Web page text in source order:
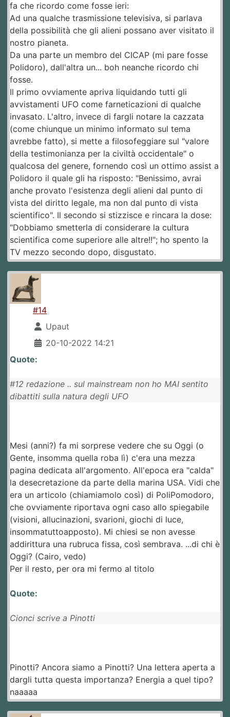
fa che ricordo come fosse ieri:
Ad una qualche trasmissione televisiva, si parlava
della possibilità che gli alieni possano aver visitato il
nostro pianeta.
Da una parte un membro del CICAP (mi pare fosse
Polidoro), dall'altra un... boh neanche ricordo chi
fosse.
Il primo ovviamente apriva liquidando tutti gli
avvistamenti UFO come farneticazioni di qualche
invasato. L'altro, invece di fargli notare la cazzata
(come chiunque un minimo informato sul tema
avrebbe fatto), si mette a filosofeggiare sul "valore
della testimonianza per la civiltà occidentale" o
qualcosa del genere, fornendo così un ottimo assist a
Polidoro il quale gli ha risposto: "Benissimo, avrai
anche provato l'esistenza degli alieni dal punto di
vista del diritto legale, ma non dal punto di vista
scientifico". Il secondo si stizzisce e rincara la dose:
"Dobbiamo smetterla di considerare la cultura
scientifica come superiore alle altre!!"; ho spento la
TV mezzo secondo dopo, disgustato.
#14
Upaut
20-10-2022 14:21
Quote:
#12 redazione .. sul mainstream non ho MAI sentito
dibattiti sulla natura degli UFO
Mesi (anni?) fa mi sorprese vedere che su Oggi (o
Gente, insomma quella roba lì) c'era una mezza
pagina dedicata all'argomento. All'epoca era "calda"
la desecretazione da parte della marina USA. Vidi che
era un articolo (chiamiamolo così) di PoliPomodoro,
che ovviamente riportava ogni caso allo spiegabile
(visioni, allucinazioni, svarioni, giochi di luce,
insommatuttoapposto). Mi chiesi se non avesse
addirittura una rubruca fissa, così sembrava. ...di chi è
Oggi? (Cairo, vedo)
Per il resto, per ora mi fermo al titolo
Quote:
Cionci scrive a Pinotti
Pinotti? Ancora siamo a Pinotti? Una lettera aperta a
dargli tutta questa importanza? Energia a quel tipo?
naaaaa